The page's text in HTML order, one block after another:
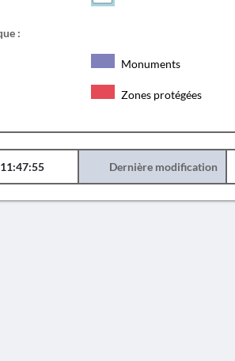
:
Monuments
Zones protégées
Dernière modification